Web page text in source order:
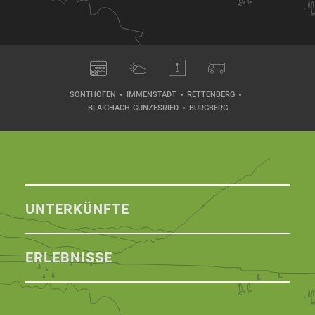
SONTHOFEN IMMENSTADT
RETTENBERG
BLAICHACH-GUNZESRIED
BURGBERG
UNTERKÜNFTE
ERLEBNISSE